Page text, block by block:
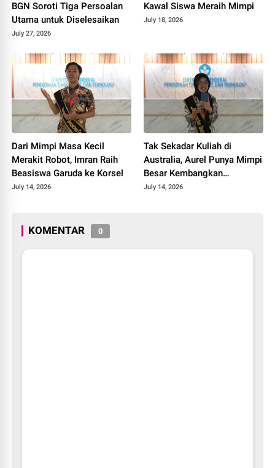
BGN Soroti Tiga Persoalan
Utama untuk Diselesaikan
July 27, 2026
Kawal Siswa Meraih Mimpi
July 18, 2026
Dari Mimpi Masa Kecil
Merakit Robot, Imran Raih
Beasiswa Garuda ke Korsel
July 14, 2026
Tak Sekadar Kuliah di
Australia, Aurel Punya Mimpi
Besar Kembangkan
Pengobatan Kanker untuk
July 14, 2026
KOMENTAR 0